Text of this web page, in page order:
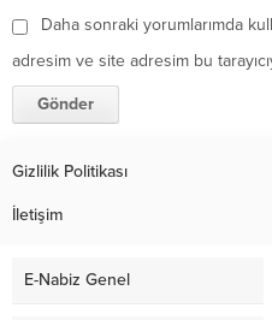
Daha sonraki yorumlarımda
adresim ve site adresim bu
Gizlilik Politikası
İletişim
E-Nabiz Genel